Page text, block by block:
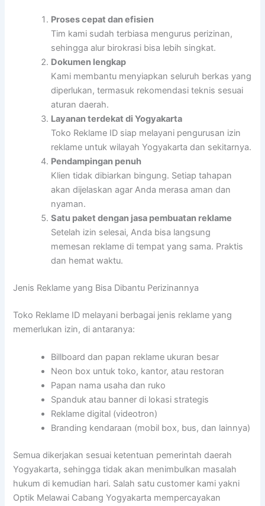
Proses cepat dan efisien
Tim kami sudah terbiasa mengurus perizinan,
sehingga alur birokrasi bisa lebih singkat.
Dokumen lengkap
Kami membantu menyiapkan seluruh berkas yang
diperlukan, termasuk rekomendasi teknis sesuai
aturan daerah.
Layanan terdekat di Yogyakarta
Toko Reklame ID siap melayani pengurusan izin
reklame untuk wilayah Yogyakarta dan sekitarnya.
Pendampingan penuh
Klien tidak dibiarkan bingung. Setiap tahapan
akan dijelaskan agar Anda merasa aman dan
nyaman.
Satu paket dengan jasa pembuatan reklame
Setelah izin selesai, Anda bisa langsung
memesan reklame di tempat yang sama. Praktis
dan hemat waktu.
Jenis Reklame yang Bisa Dibantu Perizinannya
Toko Reklame ID melayani berbagai jenis reklame yang
memerlukan izin, di antaranya:
Billboard dan papan reklame ukuran besar
Neon box untuk toko, kantor, atau restoran
Papan nama usaha dan ruko
Spanduk atau banner di lokasi strategis
Reklame digital (videotron)
Branding kendaraan (mobil box, bus, dan lainnya)
Semua dikerjakan sesuai ketentuan pemerintah daerah
Yogyakarta, sehingga tidak akan menimbulkan masalah
hukum di kemudian hari. Salah satu customer kami yakni
Optik Melawai Cabang Yogyakarta mempercayakan